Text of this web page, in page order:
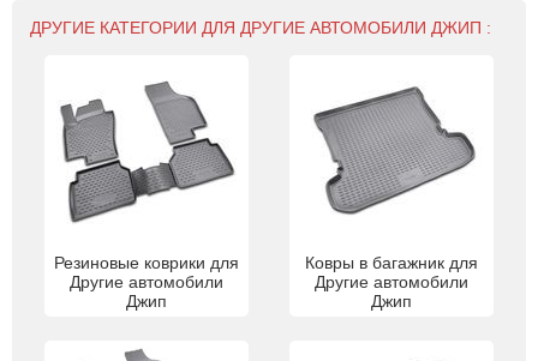
ДРУГИЕ КАТЕГОРИИ ДЛЯ ДРУГИЕ АВТОМОБИЛИ ДЖИП :
Резиновые коврики для
Другие автомобили
Джип
Ковры в багажник для
Другие автомобили
Джип